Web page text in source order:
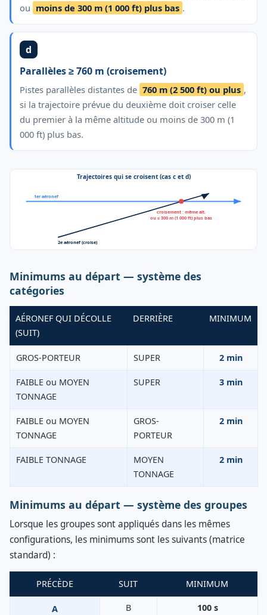
ou moins de 300 m (1 000 ft) plus bas .
d
Parallèles ≥ 760 m (croisement)
Pistes parallèles distantes de 760 m (2 500 ft) ou plus ,
si la trajectoire prévue du deuxième doit croiser celle
du premier à la même altitude ou moins de 300 m (1
000 ft) plus bas.
Trajectoires qui se croisent (cas c et d)
1er aéronef
2e aéronef (croise)
croisement : même alt.
ou ≤ 300 m (1 000 ft) plus bas
Minimums au départ — système des
catégories
AÉRONEF QUI DÉCOLLE
(SUIT)
DERRIÈRE MINIMUM
GROS-PORTEUR SUPER 2 min
FAIBLE ou MOYEN
TONNAGE
SUPER 3 min
FAIBLE ou MOYEN
TONNAGE
GROS-
PORTEUR
2 min
FAIBLE TONNAGE
MOYEN
TONNAGE
2 min
Minimums au départ — système des groupes
Lorsque les groupes sont appliqués dans les mêmes
configurations, les minimums sont les suivants (matrice
standard) :
PRÉCÈDE SUIT MINIMUM
A B
100 s